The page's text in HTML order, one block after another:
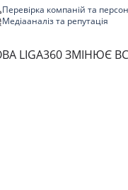
Перевірка компаній та персон
Медіааналіз та репутація
LIGA360 ЗМІНЮЄ